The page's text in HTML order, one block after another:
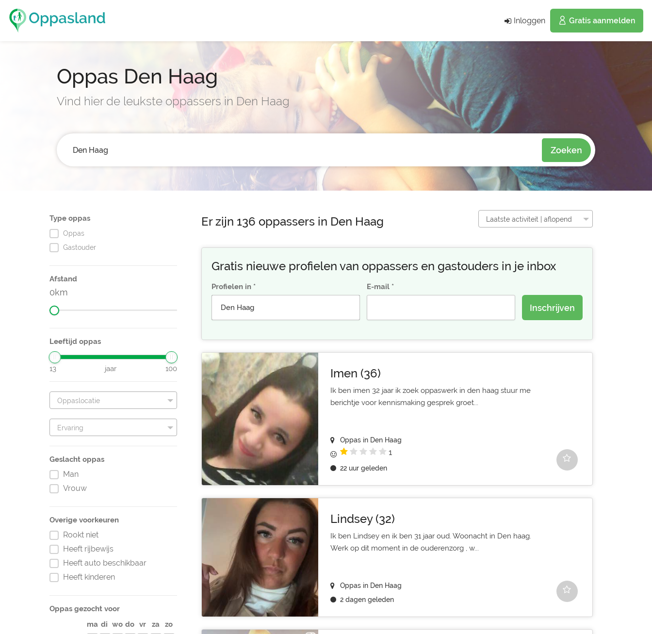
Inloggen Gratis aanmelden
Oppas Den Haag
Vind hier de leukste oppassers in Den Haag
Zoeken
Type oppas
Oppas
Gastouder
Afstand
0
Leeftijd oppas
13 jaar 100
Oppaslocatie
Ervaring
Geslacht oppas
Man
Vrouw
Overige voorkeuren
Rookt niet
Heeft rijbewijs
Heeft auto beschikbaar
Heeft kinderen
Oppas gezocht voor
ma di wo do vr za
zo
Er zijn 136 oppassers in Den Haag Laatste activiteit | aflopend
Gratis nieuwe profielen van oppassers en gastouders in je inbox
Profielen in E-mail
Inschrijven
Imen (36)
Ik ben imen 32 jaar ik zoek oppaswerk in den haag stuur me
berichtje voor kennismaking gesprek groet...
Oppas in Den Haag
1
22 uur geleden
Lindsey (32)
Ik ben Lindsey en ik ben 31 jaar oud. Woonacht in Den haag.
Werk op dit moment in de ouderenzorg , w...
Oppas in Den Haag
2 dagen geleden